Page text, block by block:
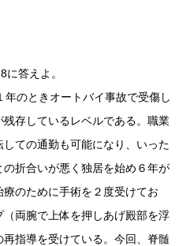
答えよ。
年のときオートバイ事故で受傷し
存しているレベルである。職業
ての通勤も可能になり、いった
折合いが悪く独居を始め６年が
のために手術を２度受けてお
両腕で上体を押しあげ殿部を浮
指導を受けている。今回、脊髄